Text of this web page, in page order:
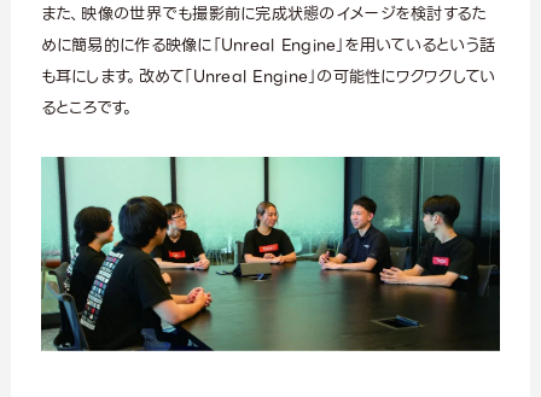
また、映像の世界でも撮影前に完成状態のイメージを検討するた
めに簡易的に作る映像に「Unreal Engine」を用いているという話
も耳にします。改めて「Unreal Engine」の可能性にワクワクしてい
るところです。